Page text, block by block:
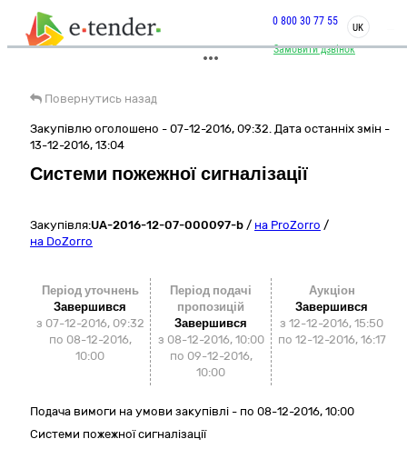
Замовити дзвінок
0 800 30 77 55
UK
Повернутись назад
Закупівлю оголошено - 07-12-2016, 09:32. Дата останніх змін -
13-12-2016, 13:04
Системи пожежної сигналізації
Закупівля:UA-2016-12-07-000097-b / на ProZorro /
на DoZorro
Період уточнень
Завершився
з 07-12-2016, 09:32
по 08-12-2016,
10:00
Період подачі
пропозицій
Завершився
з 08-12-2016, 10:00
по 09-12-2016,
10:00
Аукціон
Завершився
з 12-12-2016, 15:50
по 12-12-2016, 16:17
Подача вимоги на умови закупівлі - по 08-12-2016, 10:00
Системи пожежної сигналізації